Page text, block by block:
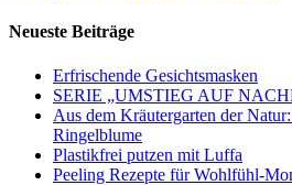
Neueste Beiträge
Erfrischende Gesichtsmasken
SERIE „UMSTIEG AUF
Aus dem Kräutergarten der
Ringelblume
Plastikfrei putzen mit Luffa
Peeling Rezepte für Wohlfühl-